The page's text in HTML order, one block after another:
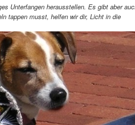
Unterfangen herausstellen. Es gibt aber
tappen musst, helfen wir dir, Licht in die